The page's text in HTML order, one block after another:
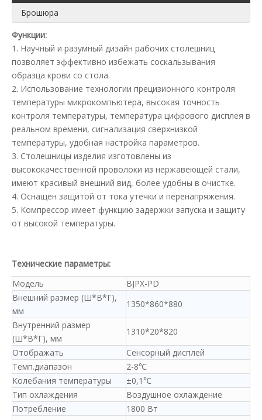
Брошюра
Функции:
1. Научный и разумный дизайн рабочих столешниц
позволяет эффективно избежать соскальзывания
образца крови со стола.
2. Использование технологии прецизионного контроля
температуры микрокомпьютера, высокая точность
контроля температуры, температура цифрового дисплея в
реальном времени, сигнализация сверхнизкой
температуры, удобная настройка параметров.
3. Столешницы изделия изготовлены из
высококачественной проволоки из нержавеющей стали,
имеют красивый внешний вид, более удобны в очистке.
4. Оснащен защитой от тока утечки и перенапряжения.
5. Компрессор имеет функцию задержки запуска и защиту
от высокой температуры.
Технические параметры:
Модель
BJPX-PD
Внешний размер (Ш*В*Г),
мм
1350*860*880
Внутренний размер
(Ш*В*Г), мм
1310*20*820
Отображать
Сенсорный дисплей
Темп.диапазон
2-8℃
Колебания температуры
±0,1℃
Тип охлаждения
Воздушное охлаждение
Потребление
1800 Вт